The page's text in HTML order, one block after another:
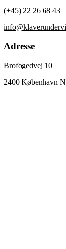
(+45) 22 26 68 43
Adresse
Brofogedvej 10
2400 København